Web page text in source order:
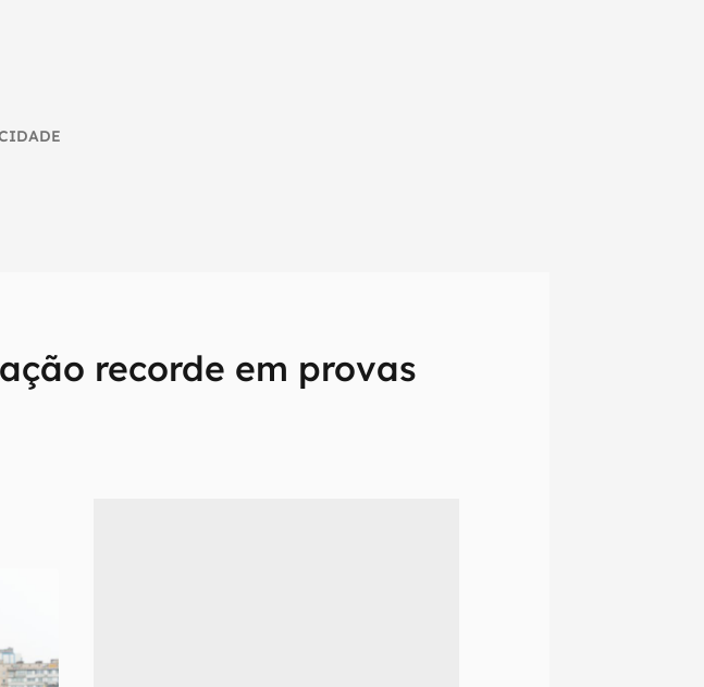
recorde em provas
reviews sobre tecnologia em primeira
e Política de Privacidade do Canaltech.